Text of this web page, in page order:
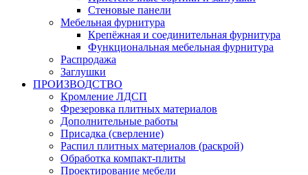
Стеновые панели
Мебельная фурнитура
Крепёжная и соединительная фурнитура
Функциональная мебельная фурнитура
Распродажа
Заглушки
ПРОИЗВОДСТВО
Кромление ЛДСП
Фрезеровка плитных материалов
Дополнительные работы
Присадка (сверление)
Распил плитных материалов (раскрой)
Обработка компакт-плиты
Проектирование мебели